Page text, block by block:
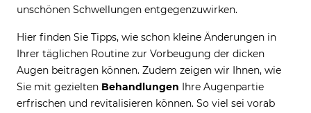
unschönen Schwellungen entgegenzuwirken.
Hier finden Sie Tipps, wie schon kleine Änderungen in
Ihrer täglichen Routine zur Vorbeugung der dicken
Augen beitragen können. Zudem zeigen wir Ihnen, wie
Sie mit gezielten Behandlungen Ihre Augenpartie
erfrischen und revitalisieren können. So viel sei vorab